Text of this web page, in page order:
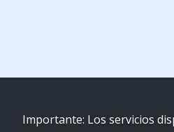
Importante: Los servicios